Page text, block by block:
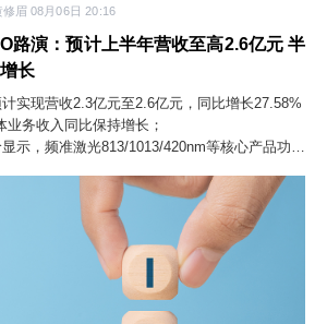
眉 08月06日 20:16
路演：预计上半年营收至高2.6亿元 半
长
实现营收2.3亿元至2.6亿元，同比增长27.58%
务收入同比保持增长；
示，频准激光813/1013/420nm等核心产品功